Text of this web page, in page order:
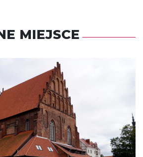
MIEJSCE